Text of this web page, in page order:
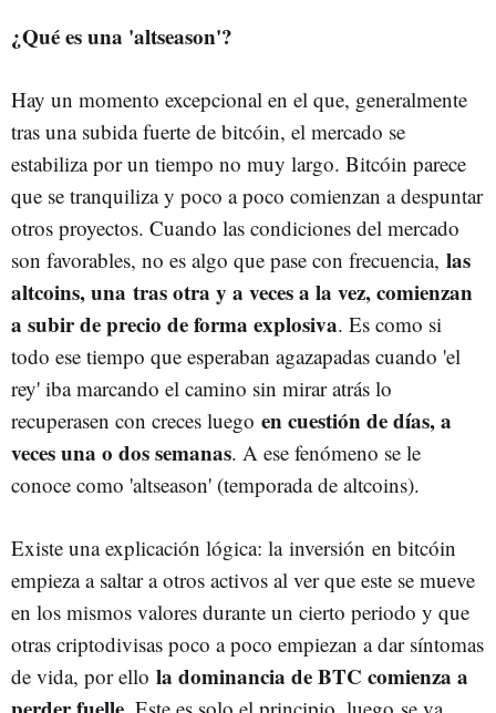
¿Qué es una 'altseason'?
Hay un momento excepcional en el que, generalmente
tras una subida fuerte de bitcóin, el mercado se
estabiliza por un tiempo no muy largo. Bitcóin parece
que se tranquiliza y poco a poco comienzan a despuntar
otros proyectos. Cuando las condiciones del mercado
son favorables, no es algo que pase con frecuencia, las
altcoins, una tras otra y a veces a la vez, comienzan
a subir de precio de forma explosiva. Es como si
todo ese tiempo que esperaban agazapadas cuando 'el
rey' iba marcando el camino sin mirar atrás lo
recuperasen con creces luego en cuestión de días, a
veces una o dos semanas. A ese fenómeno se le
conoce como 'altseason' (temporada de altcoins).
Existe una explicación lógica: la inversión en bitcóin
empieza a saltar a otros activos al ver que este se mueve
en los mismos valores durante un cierto periodo y que
otras criptodivisas poco a poco empiezan a dar síntomas
de vida, por ello la dominancia de BTC comienza a